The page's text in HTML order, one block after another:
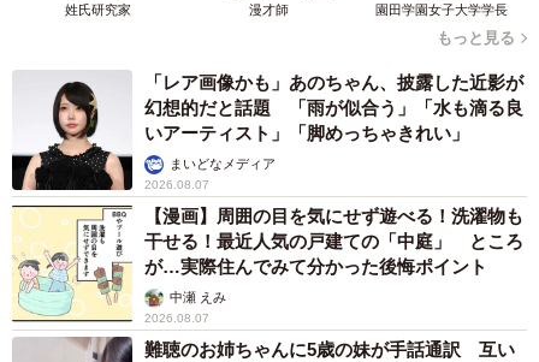
預かる家臣の明智秀満。「桂川集合」「部下等に内容をお
圧着されたページをはがす仕様になっている。
姓氏研究家 漫才師 園田学園女子大学学長
もっと見る
「レア画像かも」あのちゃん、披露した近影が
幻想的だと話題 「雨が似合う」「水も滴る良
いアーティスト」「脚めっちゃきれい」
まいどなメディア
2026.08.07
【漫画】周囲の目を気にせず遊べる！洗濯物も
干せる！最近人気の戸建ての「中庭」 ところ
が…実際住んでみて分かった後悔ポイント
中瀬 えみ
2026.08.07
難聴のお姉ちゃんに5歳の妹が手話通訳 互い